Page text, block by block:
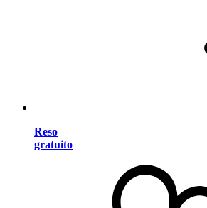
Reso
gratuito